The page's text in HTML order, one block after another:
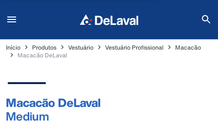
Início Produtos Vestuário Vestuário Profissional
Macacão
Macacão DeLaval
Macacão DeLaval
Medium